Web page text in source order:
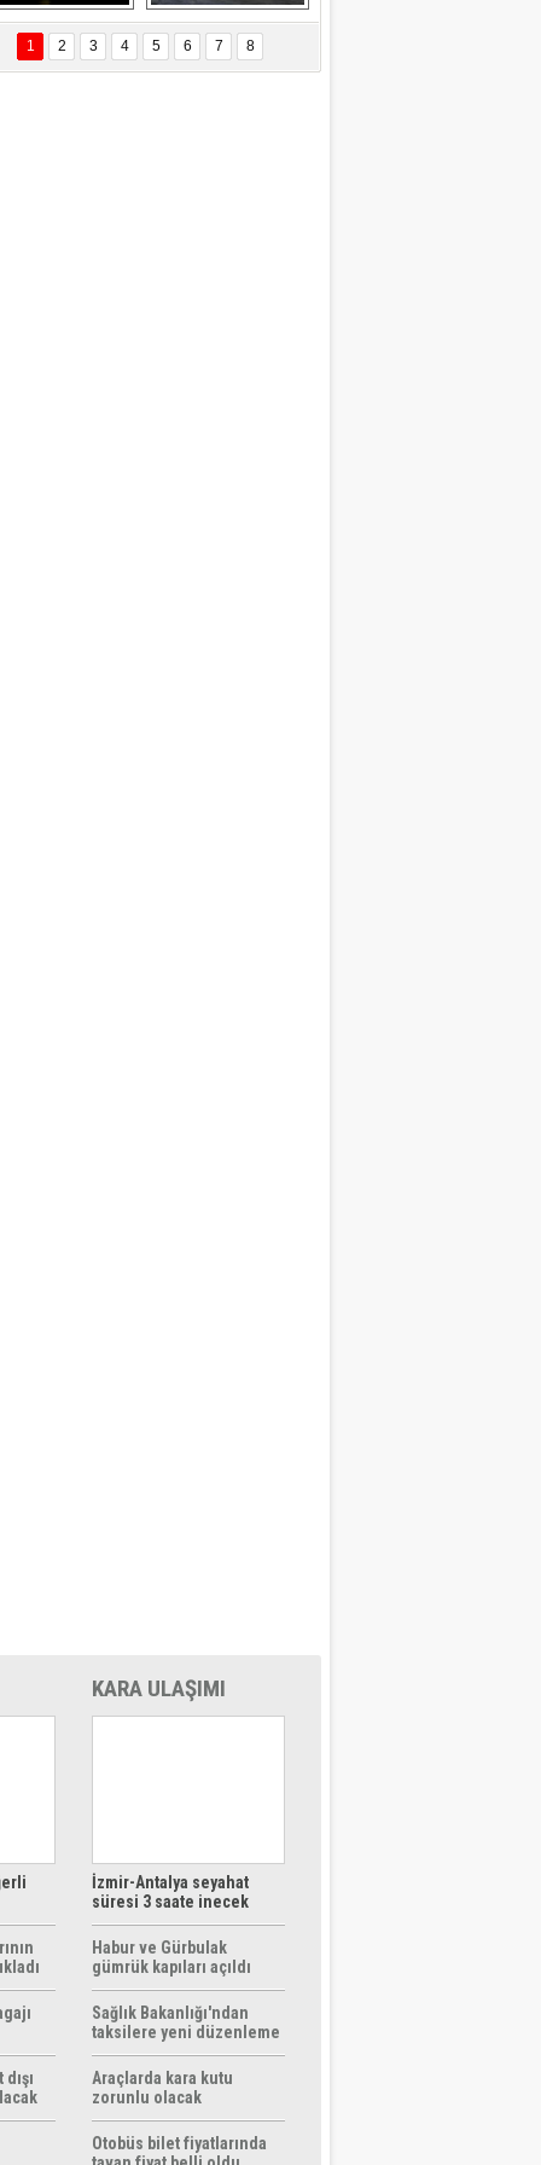
ÖZYANIK
Değişti?
Delta uçağına
yıldırım çarptı
Ford Focus RS
(2015)
1 2 3 4 5 6 7 8
KARA ULAŞIMI
İzmir-Antalya seyahat
süresi 3 saate inecek
Habur ve Gürbulak
gümrük kapıları açıldı
Sağlık Bakanlığı'ndan
taksilere yeni düzenleme
Araçlarda kara kutu
zorunlu olacak
Otobüs bilet fiyatlarında